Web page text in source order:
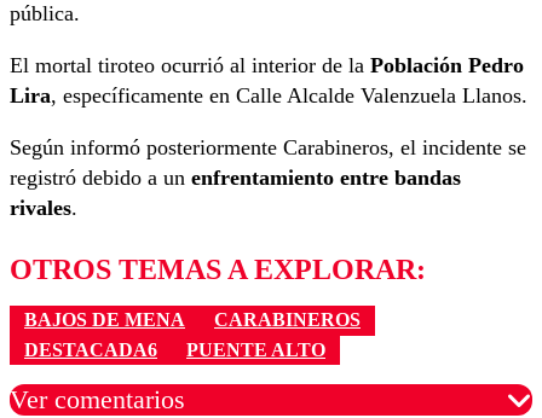
pública.
El mortal tiroteo ocurrió al interior de la Población Pedro
Lira, específicamente en Calle Alcalde Valenzuela Llanos.
Según informó posteriormente Carabineros, el incidente se
registró debido a un enfrentamiento entre bandas
rivales.
OTROS TEMAS A EXPLORAR:
BAJOS DE MENA
CARABINEROS
DESTACADA6
PUENTE ALTO
Ver comentarios